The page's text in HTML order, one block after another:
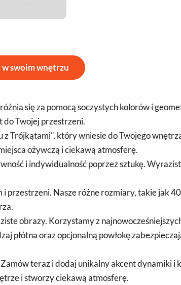
w swoim wnętrzu
się za pomocą soczystych kolorów i
do Twojej przestrzeni.
który wniesie do Twojego
ożywczą i ciekawą atmosferę.
i indywidualność poprzez sztukę.
Nasze różne rozmiary, takie jak
obrazy. Korzystamy z
oraz opcjonalną powłokę
teraz i dodaj unikalny akcent dynamiki i
i stworzy ciekawą atmosferę.